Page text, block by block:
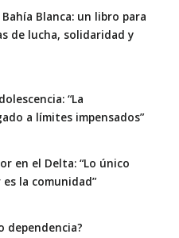
Blanca: un libro para
de lucha, solidaridad y
“La
a límites impensados”
en el Delta: “Lo único
la comunidad”
dependencia?